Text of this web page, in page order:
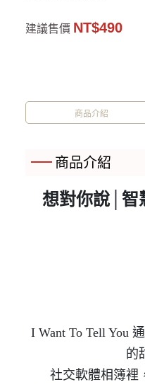
建議售價 NT$490
商品介紹
商品介紹
想對你說│智
I Want To Tell You
的
社交軟體相簿裡